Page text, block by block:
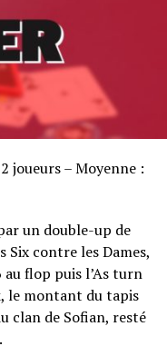
joueurs – Moyenne :
un double-up de
Six contre les Dames,
au flop puis l’As turn
le montant du tapis
clan de Sofian, resté